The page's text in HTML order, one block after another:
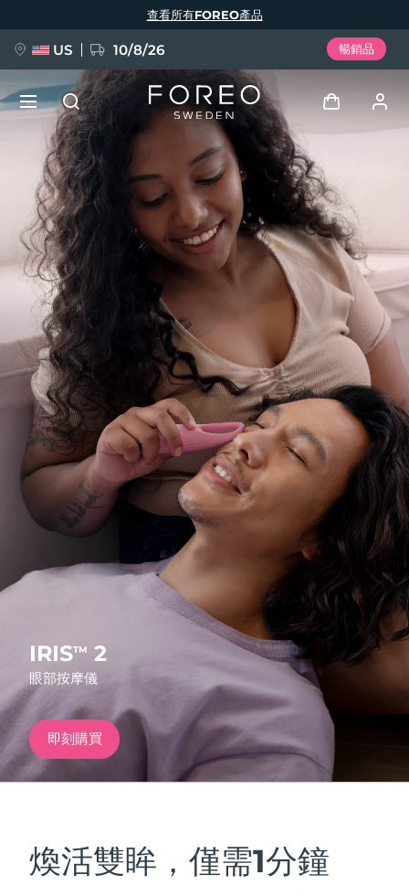
IRISTM 2
眼部按摩儀
即刻購買
煥活雙眸，僅需1分鐘
查看所有FOREO產品
US 10/8/26 暢銷品
用戶信息
我的設備
我的訂單
我的地址
我的訂閱
新品
FAQ™ Pure Beauty-Tech Elixir
BREAKING NEWS
issa™ Teeth Whitening Set
FAQ™ Dual LED Panel
特別優惠 暢銷產品
紅光療法
語言
English Deutsch
Español
Français
Italiano
Português
Polski
Svenska
Русский
Türkçe
简体中文 繁體中文
發貨國家
美國 預計送達日期 10/8/26
英國 預計送達日期 9/8/26
預計送達日期9/8/26
預計送達日期12/8/26
預計送達日期 9/8/26
德國 預計送達日期
加拿大 預計送達日期
奧地利 預計送達日期